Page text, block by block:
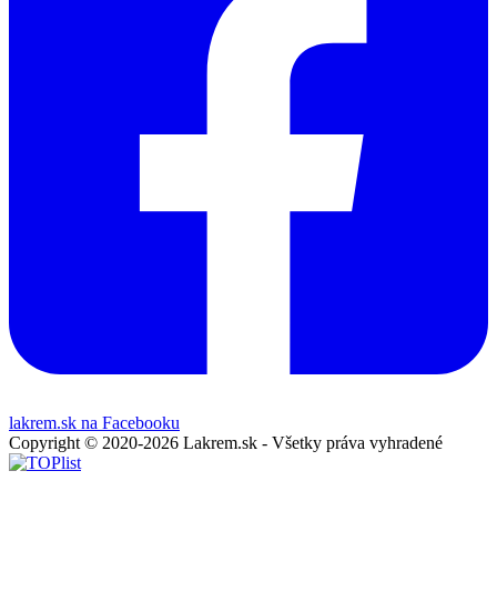
lakrem.sk na Facebooku
Copyright © 2020-2026 Lakrem.sk - Všetky práva vyhradené